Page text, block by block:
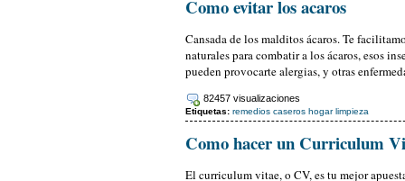
Como evitar los acaros
Cansada de los malditos ácaros. Te
naturales para combatir a los ácaros, esos
pueden provocarte alergias, y otras
82457 visualizaciones
Etiquetas: remedios caseros hogar limpieza
Como hacer un Curriculum
El curriculum vitae, o CV, es tu mejor